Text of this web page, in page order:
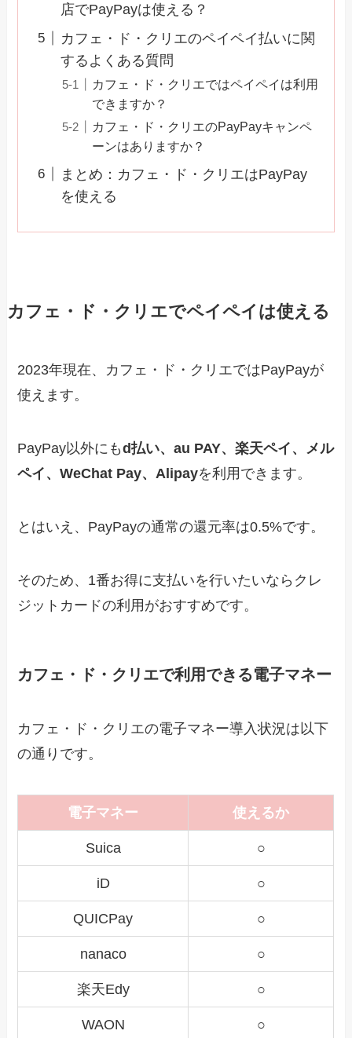
店でPayPayは使える？
カフェ・ド・クリエのペイペイ払いに関
するよくある質問
カフェ・ド・クリエではペイペイは利用
できますか？
カフェ・ド・クリエのPayPayキャンペ
ーンはありますか？
まとめ：カフェ・ド・クリエはPayPay
を使える
カフェ・ド・クリエでペイペイは使える
2023年現在、カフェ・ド・クリエではPayPayが
使えます。
PayPay以外にもd払い、au PAY、楽天ペイ、メル
ペイ、WeChat Pay、Alipayを利用できます。
とはいえ、PayPayの通常の還元率は0.5%です。
そのため、1番お得に支払いを行いたいならクレ
ジットカードの利用がおすすめです。
カフェ・ド・クリエで利用できる電子マネー
カフェ・ド・クリエの電子マネー導入状況は以下
の通りです。
電子マネー 使えるか
Suica ○
iD ○
QUICPay ○
nanaco ○
楽天Edy ○
WAON ○